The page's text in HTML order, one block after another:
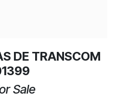
DE TRANSCOM
Sale